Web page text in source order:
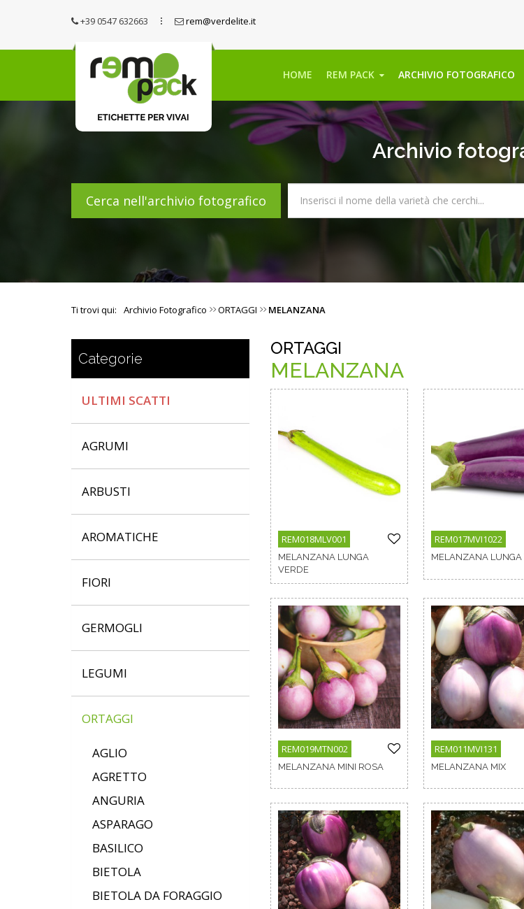
+39 0547 632663 rem@verdelite.it
HOME REM PACK ARCHIVIO FOTOGRAFICO
Archivio
Cerca nell'archivio fotografico
Ti trovi qui: Archivio Fotografico ORTAGGI MELANZANA
Categorie
ULTIMI SCATTI
AGRUMI
ARBUSTI
AROMATICHE
FIORI
GERMOGLI
LEGUMI
ORTAGGI
AGLIO
AGRETTO
ANGURIA
ASPARAGO
BASILICO
BIETOLA
BIETOLA DA FORAGGIO
ORTAGGI
MELANZANA
REM018MLV001
MELANZANA LUNGA
VERDE
REM017MVI1022
MELANZANA LUNGA
REM019MTN002
MELANZANA MINI ROSA
REM011MVI131
MELANZANA MIX